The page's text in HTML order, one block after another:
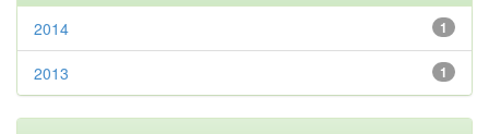
1
2014
1
2013